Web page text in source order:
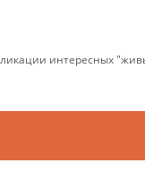
интересных